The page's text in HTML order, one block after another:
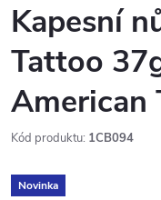
Kapesní
Tattoo
American
Kód produktu: 1CB094
Novinka